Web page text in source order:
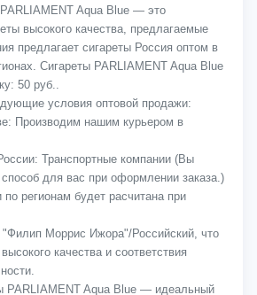
Aqua Blue — это
высокого качества, предлагаемые
предлагает сигареты Россия оптом в
Сигареты PARLIAMENT Aqua Blue
50 руб..
условия оптовой продажи:
Производим нашим курьером в
Транспортные компании (Вы
для вас при оформлении заказа.)
регионам будет расчитана при
"Филип Моррис Ижора"/Российский, что
качества и соответствия
PARLIAMENT Aqua Blue — идеальный